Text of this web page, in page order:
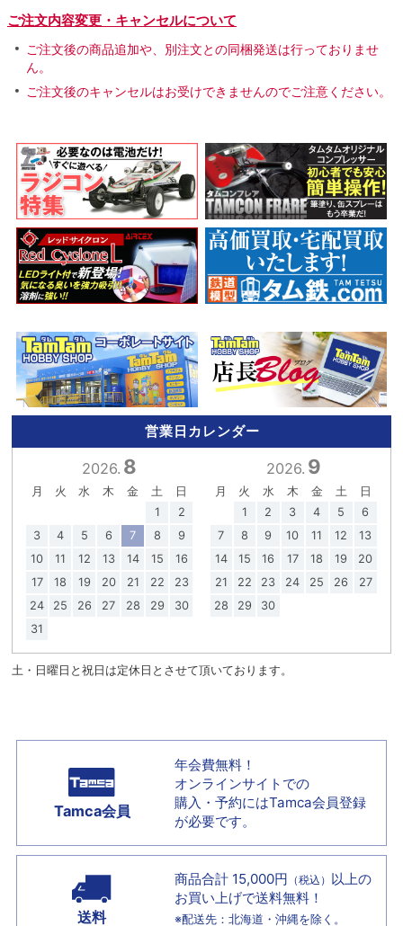
ご注文内容変更・キャンセルについて
ご注文後の商品追加や、別注文との同梱発送は行っておりませ
ん。
ご注文後のキャンセルはお受けできませんのでご注意ください。
営業日カレンダー
2026. 8
月 火 水 木 金 土
日
1
2
3
4 5 6 7 8
9
10
11 12 13 14 15
16
17
18 19 20 21 22
23
24
25 26 27 28 29
30
31
2026. 9
月 火 水 木 金 土
日
1
2 3 4 5
6
7
8 9 10 11 12
13
14
15 16 17 18 19
20
21
22 23 24 25 26
27
28
29 30
土・日曜日と祝日は定休日とさせて頂いております。
Tamca会員
年会費無料！
オンラインサイトでの
購入・予約にはTamca会員登録
が必要です。
送料
商品合計 15,000円 （税込） 以上の
お買い上げで送料無料！
※配送先：北海道・沖縄を除く。